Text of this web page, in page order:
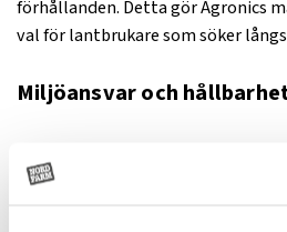
förhållanden. Detta gör Agronics
val för lantbrukare som söker
Miljöansvar och
skapa förutsättningar och resurser